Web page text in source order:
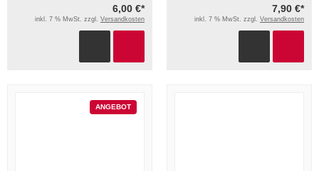
6,00 €*
inkl. 7 % MwSt. zzgl. Versandkosten
7,90 €*
inkl. 7 % MwSt. zzgl. Versandkosten
ANGEBOT